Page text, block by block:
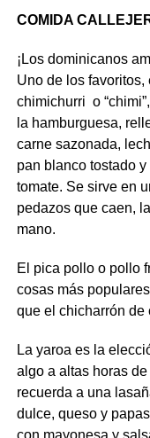
COMIDA
¡Los dominicanos
Uno de los favoritos,
chimichurri o
la hamburguesa,
carne sazonada,
pan blanco tostado
tomate. Se sirve en
pedazos que caen,
mano.
El pica pollo o pollo
cosas más
que el chicharrón de
La yaroa es la
algo a altas horas
recuerda a una
dulce, queso y
con mayonesa y